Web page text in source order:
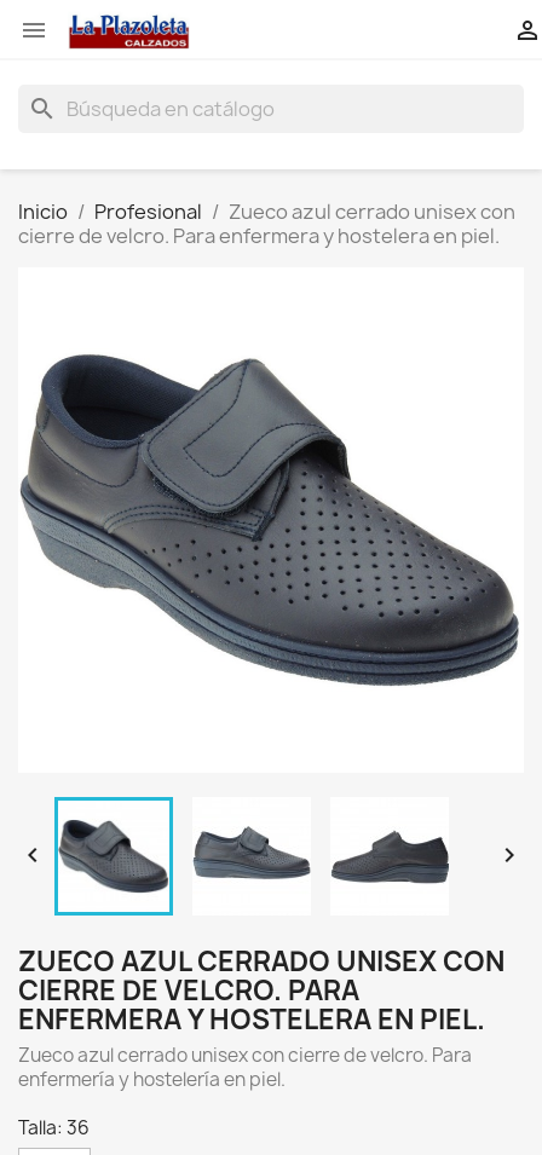
 
search
Inicio Profesional
Zueco azul cerrado unisex con
cierre de velcro. Para enfermera y hostelera en piel.
 
ZUECO AZUL CERRADO UNISEX CON
CIERRE DE VELCRO. PARA
ENFERMERA Y HOSTELERA EN PIEL.
Zueco azul cerrado unisex con cierre de velcro. Para
enfermería y hostelería en piel.
Talla: 36